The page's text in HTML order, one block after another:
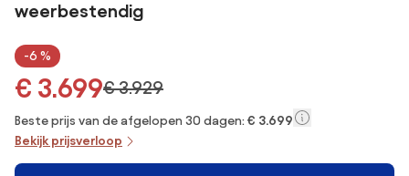
weerbestendig
-6 %
€ 3.699€ 3.929
Beste prijs van de afgelopen 30 dagen: € 3.699
Bekijk prijsverloop